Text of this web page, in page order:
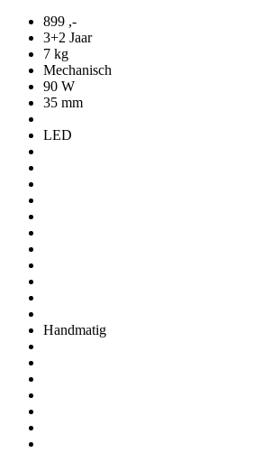
899 ,-
3+2 Jaar
7 kg
Mechanisch
90 W
35 mm
LED
Handmatig